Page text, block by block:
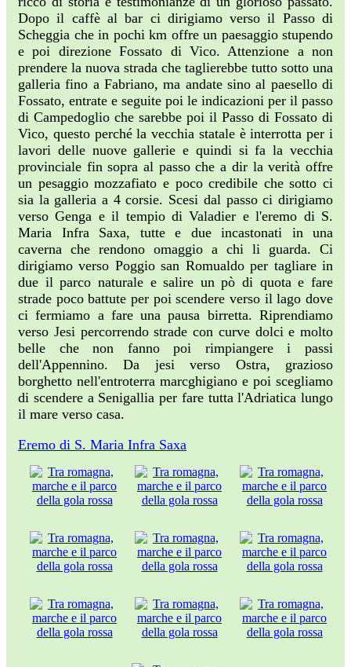
Dopo il caffè al bar ci dirigiamo verso il Passo di
Scheggia che in pochi km offre un paesaggio stupendo
e poi direzione Fossato di Vico. Attenzione a non
prendere la nuova strada che taglierebbe tutto sotto una
galleria fino a Fabriano, ma andate sino al paesello di
Fossato, entrate e seguite poi le indicazioni per il passo
di Campedoglio che sarebbe poi il Passo di Fossato di
Vico, questo perché la vecchia statale è interrotta per i
lavori delle nuove gallerie e quindi si fa la vecchia
provinciale fin sopra al passo che a dir la verità offre
un pesaggio mozzafiato e poco credibile che sotto ci
sia la galleria a 4 corsie. Scesi dal passo ci dirigiamo
verso Genga e il tempio di Valadier e l'eremo di S.
Maria Infra Saxa, tutte e due incastonati in una
caverna che rendono omaggio a chi li guarda. Ci
dirigiamo verso Poggio san Romualdo per tagliare in
due il parco naturale e salire un pò di quota e fare
strade poco battute per poi scendere verso il lago dove
ci fermiamo a fare una pausa birretta. Riprendiamo
verso Jesi percorrendo strade con curve dolci e molto
belle che non fanno poi rimpiangere i passi
dell'Appennino. Da jesi verso Ostra, grazioso
borghetto nell'entroterra marcghigiano e poi scegliamo
di scendere a Senigallia per fare tutta l'Adriatica lungo
il mare verso casa.
Eremo di S. Maria Infra Saxa